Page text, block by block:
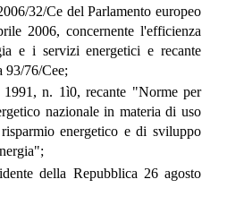
32/Ce del Parlamento europeo
2006, concernente l'efficienza
e i servizi energetici e recante
93/76/Cee;
n. 1ì0, recante "Norme per
nazionale in materia di uso
energetico e di sviluppo
della Repubblica 26 agosto